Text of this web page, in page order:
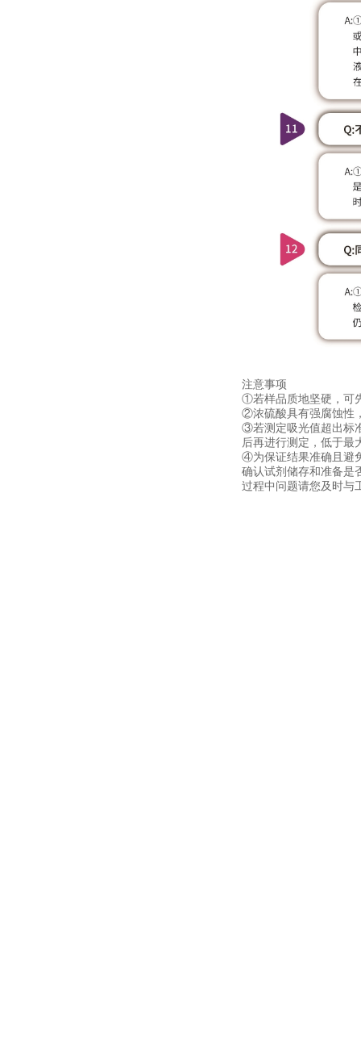
注意事项
①若样品质地坚硬，可
②浓硫酸具有强腐蚀性
③若测定吸光值超出标
后再进行测定，低于最
④为保证结果准确且避
确认试剂储存和准备是
过程中问题请您及时与